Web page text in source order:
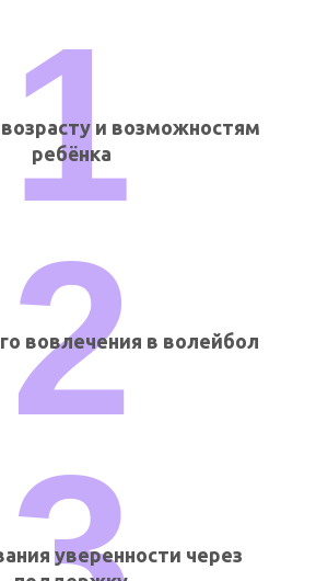
и возможностям
ребёнка
1
вовлечения в волейбол
2
уверенности через